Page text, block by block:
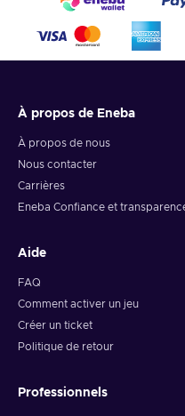
À propos de Eneba
À propos de nous
Nous contacter
Carrières
Eneba Confiance et
Aide
FAQ
Comment activer un jeu
Créer un ticket
Politique de retour
Professionnels